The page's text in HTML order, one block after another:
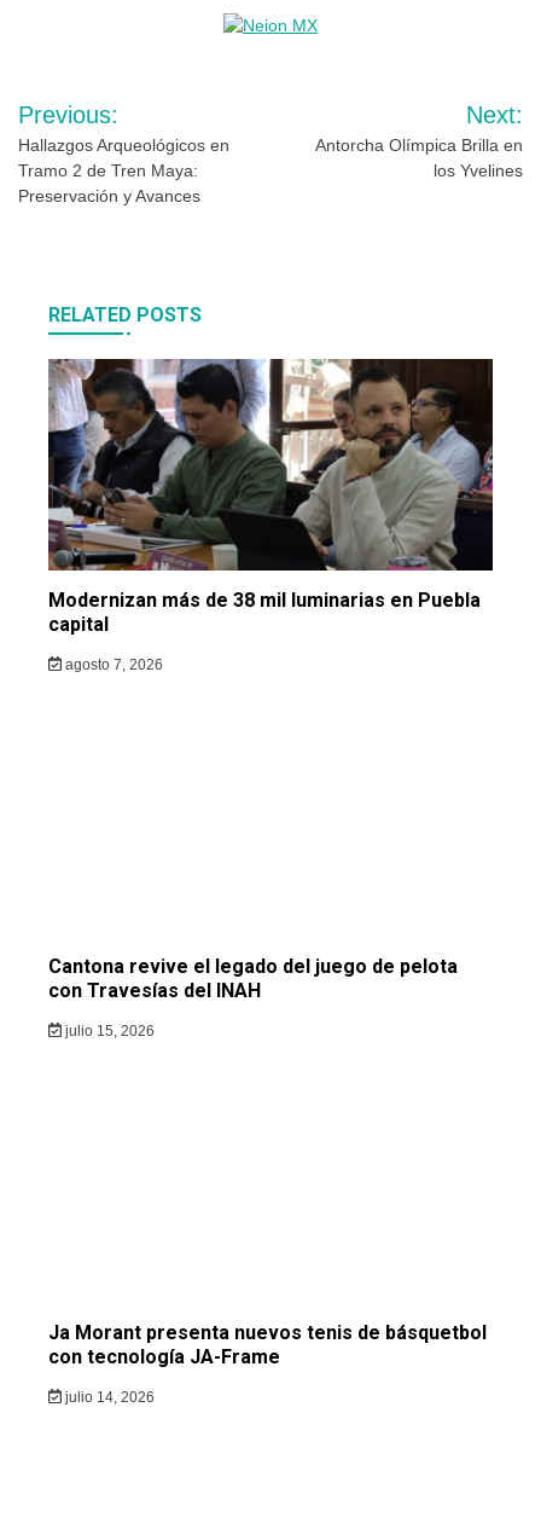
Navegación
de
entradas
Previous:
Hallazgos Arqueológicos en
Tramo 2 de Tren Maya:
Preservación y Avances
Next:
Antorcha Olímpica Brilla en
los Yvelines
RELATED POSTS
Modernizan más de 38 mil luminarias en Puebla
capital
agosto 7, 2026
Cantona revive el legado del juego de pelota
con Travesías del INAH
julio 15, 2026
Ja Morant presenta nuevos tenis de básquetbol
con tecnología JA-Frame
julio 14, 2026